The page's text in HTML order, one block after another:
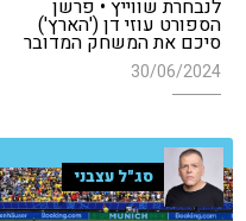
לנבחרת שווייץ • פרשן
הספורט עוזי דן ('הארץ')
סיכם את המשחק המדובר
30/06/2024
סג"ל עצבני